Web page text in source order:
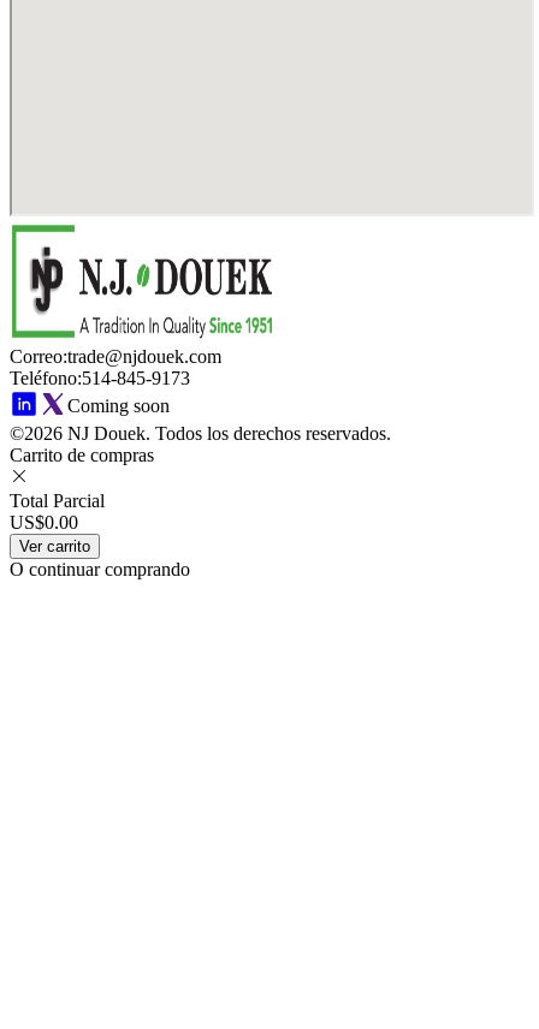
Correo:trade@njdouek.com
Teléfono:514-845-9173
Coming soon
©2026 NJ Douek. Todos los derechos reservados.
Carrito de compras
Total Parcial
US$0.00
Ver carrito
O continuar comprando